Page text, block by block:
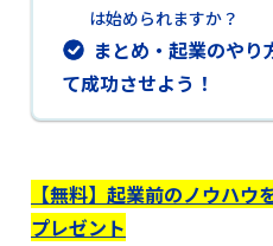
は始められますか？
まとめ・起業のや
て成功させよう！
【無料】起業前のノウハ
プレゼント